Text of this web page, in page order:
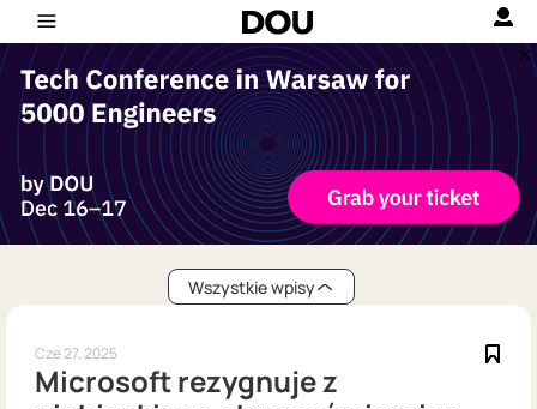
Wszystkie wpisy
Cze 27, 2025
Microsoft rezygnuje z